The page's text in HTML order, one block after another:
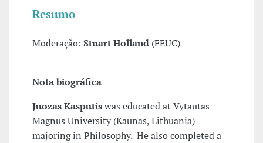
Resumo
Moderação: Stuart Holland (FEUC)
Nota biográfica
Juozas Kasputiswas educated at Vytautas
Magnus University (Kaunas, Lithuania)
majoring in Philosophy. He also completed a